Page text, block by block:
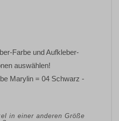
Farbe und Aufkleber-
auswählen!
Marylin = 04 Schwarz -
in einer anderen Größe